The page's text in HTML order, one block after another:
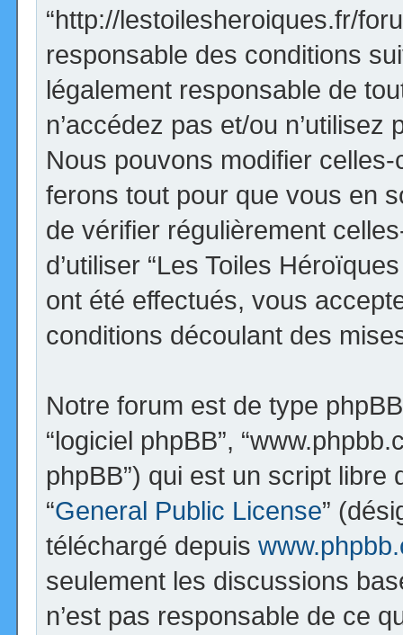
“http://lestoilesheroiques.fr/
responsable des conditions
légalement responsable de
n’accédez pas et/ou n’utilisez
Nous pouvons modifier
ferons tout pour que vous en
de vérifier régulièrement
d’utiliser “Les Toiles
ont été effectués, vous
conditions découlant des
Notre forum est de type phpBB
“logiciel phpBB”,
phpBB”) qui est un script
“General Public License”
téléchargé depuis
seulement les discussions
n’est pas responsable de ce